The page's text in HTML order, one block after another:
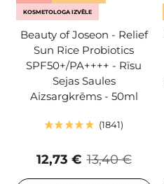
KOSMETOLOGA IZVĒLE
Beauty of Joseon - Relief
Sun Rice Probiotics
SPF50+/PA++++ - Rīsu
Sejas Saules
Aizsargkrēms - 50ml
1841
13,40 €
12,73 €